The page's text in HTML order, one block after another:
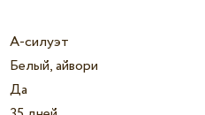
А-силуэт
Белый, айвори
Да